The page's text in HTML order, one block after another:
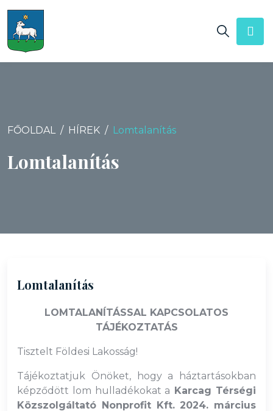
FŐOLDAL HÍREK Lomtalanítás
Lomtalanítás
Lomtalanítás
LOMTALANÍTÁSSAL KAPCSOLATOS
TÁJÉKOZTATÁS
Tisztelt Földesi Lakosság!
Tájékoztatjuk Önöket, hogy a háztartásokban
képződött lom hulladékokat a Karcag Térségi
Közszolgáltató Nonprofit Kft. 2024. március